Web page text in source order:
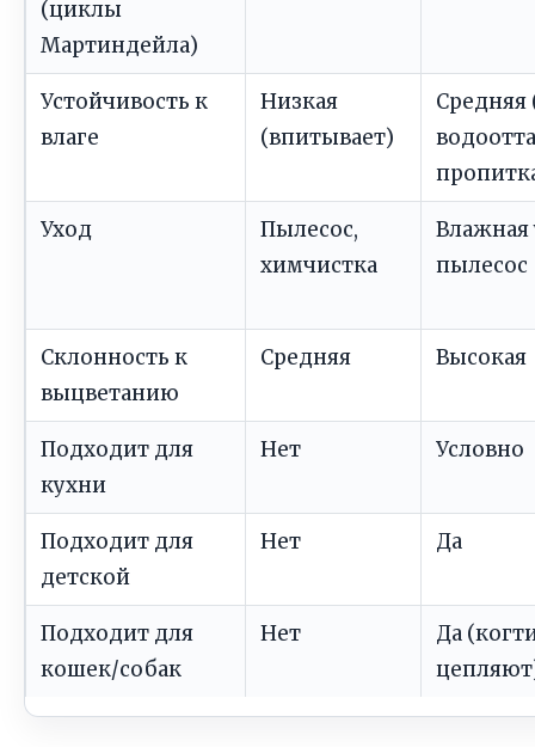
(циклы
Мартиндейла)
Устойчивость к
влаге
Низкая
(впитывает)
Средняя
Уход
Пылесос,
химчистка
Влажная
пылесос
Склонность к
выцветанию
Средняя Высокая
Подходит для
кухни
Нет Условно
Подходит для
детской
Нет Да
Подходит для
кошек/собак
Нет
Да